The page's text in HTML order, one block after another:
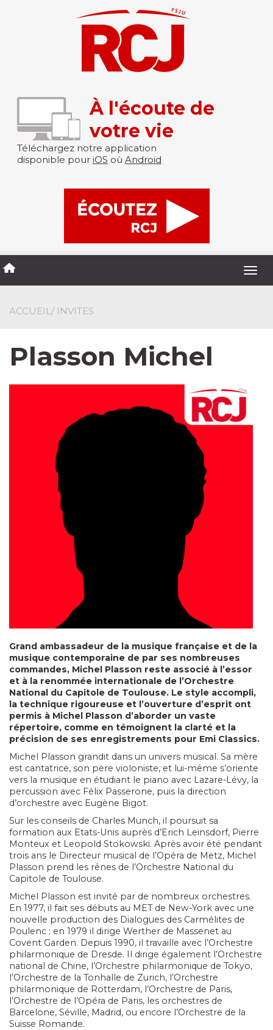
À l'écoute de
votre vie
Téléchargez notre application
disponible pour iOS où Android
ACCUEIL/ INVITES
Plasson Michel
Grand ambassadeur de la musique française et de la
musique contemporaine de par ses nombreuses
commandes, Michel Plasson reste associé à l’essor
et à la renommée internationale de l’Orchestre
National du Capitole de Toulouse. Le style accompli,
la technique rigoureuse et l’ouverture d’esprit ont
permis à Michel Plasson d’aborder un vaste
répertoire, comme en témoignent la clarté et la
précision de ses enregistrements pour Emi Classics.
Michel Plasson grandit dans un univers musical. Sa mère
est cantatrice, son père violoniste, et lui-même s’oriente
vers la musique en étudiant le piano avec Lazare-Lévy, la
percussion avec Félix Passerone, puis la direction
d’orchestre avec Eugène Bigot.
Sur les conseils de Charles Munch, il poursuit sa
formation aux Etats-Unis auprès d’Erich Leinsdorf, Pierre
Monteux et Leopold Stokowski. Après avoir été pendant
trois ans le Directeur musical de l’Opéra de Metz, Michel
Plasson prend les rênes de l’Orchestre National du
Capitole de Toulouse.
Michel Plasson est invité par de nombreux orchestres.
En 1977, il fait ses débuts au MET de New-York avec une
nouvelle production des Dialogues des Carmélites de
Poulenc ; en 1979 il dirige Werther de Massenet au
Covent Garden. Depuis 1990, il travaille avec l’Orchestre
philarmonique de Dresde. Il dirige également l’Orchestre
national de Chine, l’Orchestre philarmonique de Tokyo,
l’Orchestre de la Tonhalle de Zurich, l’Orchestre
philarmonique de Rotterdam, l’Orchestre de Paris,
l’Orchestre de l’Opéra de Paris, les orchestres de
Barcelone, Séville, Madrid, ou encore l’Orchestre de la
Suisse Romande.